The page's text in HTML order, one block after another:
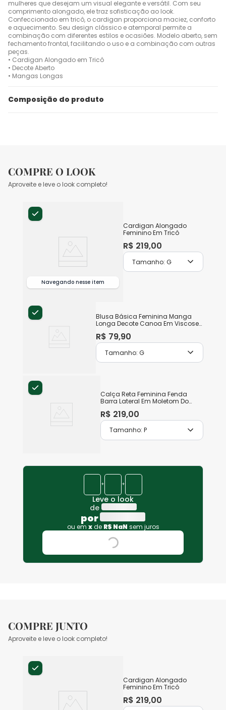
mulheres que desejam um visual elegante e versátil. Com seu
comprimento alongado, ele traz sofisticação ao look.
Confeccionado em tricô, o cardigan proporciona maciez, conforto
e aquecimento. Seu design clássico e atemporal permite a
combinação com diferentes estilos e ocasiões. Modelo aberto, sem
fechamento frontal, facilitando o uso e a combinação com outras
peças.
• Cardigan Alongado em Tricô
• Decote Aberto
• Mangas Longas
Composição do produto
COMPRE O LOOK
Aproveite e leve o look completo!
Navegando nesse item
Cardigan Alongado
Feminino Em Tricô
R$ 219,00
Tamanho: G
Blusa Básica Feminina Manga
Longa Decote Canoa Em Viscose
Stretch
R$ 79,90
Tamanho: G
Calça Reta Feminina Fenda
Barra Lateral Em Moletom Do
R$ 219,00
Tamanho: P
+ +
Leve o look
de
por
ou em x de R$ NaN sem juros
COMPRE JUNTO
Aproveite e leve o look completo!
Cardigan Alongado
Feminino Em Tricô
R$ 219,00